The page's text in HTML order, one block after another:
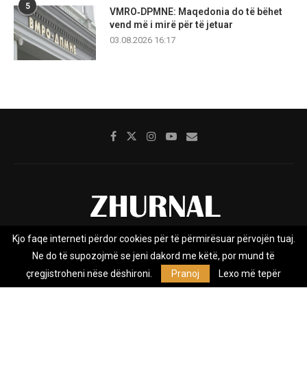
5
VMRO‑DPMNE: Maqedonia do të bëhet
vend më i mirë për të jetuar
03.08.2026 16:17
Rreth nesh Impresumi Marketing
Privacy Policy
Zhurnal.mk është Agjenci e Lajmeve e pavarur, e themeluar në vitin
Kjo faqe interneti përdor cookies për të përmirësuar përvojën tuaj.
Ne do të supozojmë se jeni dakord me këtë, por mund të
çregjistroheni nëse dëshironi.
Pranoj Lexo më tepër